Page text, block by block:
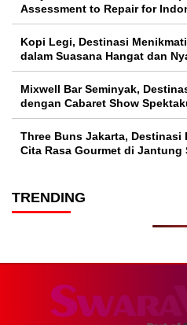
Assessment to Repair for
Kopi Legi, Destinasi
dalam Suasana Hangat dan
Mixwell Bar Seminyak,
dengan Cabaret Show
Three Buns Jakarta, Destinasi
Cita Rasa Gourmet di Jantung
TRENDING